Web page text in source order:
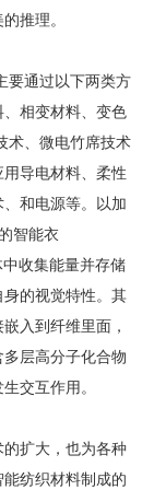
推理。
通过以下两类方
相变材料、变色
、微电竹席技术
导电材料、柔性
和电源等。以加
智能衣
收集能量并存储
的视觉特性。其
入到纤维里面，
层高分子化合物
交互作用。
扩大，也为各种
纺织材料制成的